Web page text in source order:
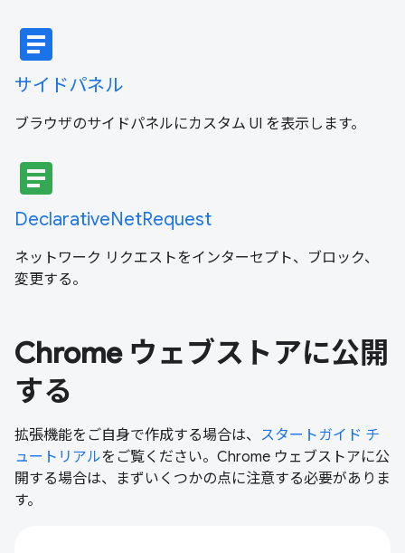
article
サイドパネル
ブラウザのサイドパネルにカスタム UI を表示します。
article
DeclarativeNetRequest
ネットワーク リクエストをインターセプト、ブロック、
変更する。
Chrome ウェブストアに公開
する
拡張機能をご自身で作成する場合は、 スタートガイド チ
ュートリアルをご覧ください。Chrome ウェブストアに公
開する場合は、まずいくつかの点に注意する必要がありま
す。